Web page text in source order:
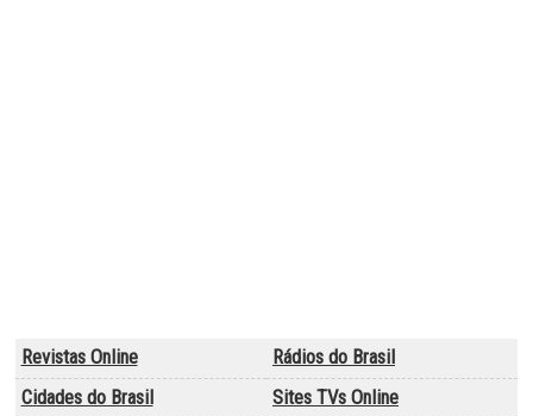
Revistas Online
Rádios do Brasil
Cidades do Brasil
Sites TVs Online